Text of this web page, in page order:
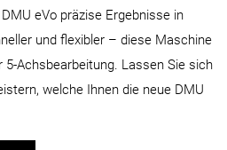
550 mm
500 kg
eVo präzise Ergebnisse in
und flexibler – diese Maschine
Achsbearbeitung. Lassen Sie sich
welche Ihnen die neue DMU